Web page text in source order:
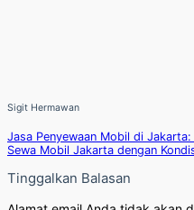
Sigit Hermawan
Jasa Penyewaan Mobil di
Sewa Mobil Jakarta dengan
Tinggalkan Balasan